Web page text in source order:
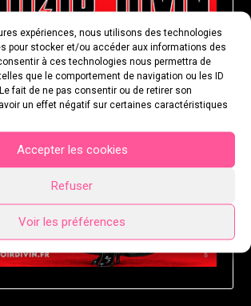
expériences, nous utilisons des technologies
pour stocker et/ou accéder aux informations des
à ces technologies nous permettra de
que le comportement de navigation ou les ID
fait de ne pas consentir ou de retirer son
un effet négatif sur certaines caractéristiques
Accepter les cookies
Refuser
Voir les préférences